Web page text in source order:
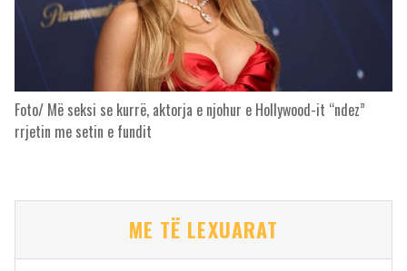
Foto/ Më seksi se kurrë, aktorja e njohur e Hollywood-it “ndez”
rrjetin me setin e fundit
ME TË LEXUARAT